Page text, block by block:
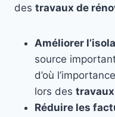
des travaux de
Améliorer
source
d’où
lors des
Réduire les